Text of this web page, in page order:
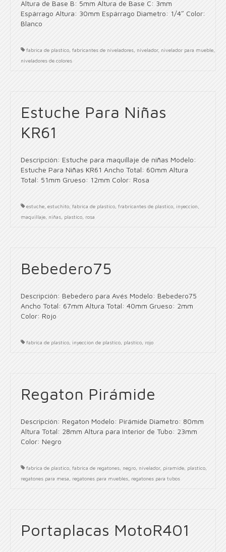
Altura de Base B: 5mm Altura de Base C: 3mm
Espárrago Altura: 30mm Espárrago Diametro: 1/4″ Color:
Blanco
fabrica de plastico fabricantes de niveladores nivelador, nivelador para mueble
niveladores de colores
Estuche Para Niñas
KR61
Descripción: Estuche para maquillaje de niñas Modelo:
Estuche Para Niñas KR61 Ancho Total: 60mm Altura
Total: 51mm Grueso: 12mm Color: Rosa
estuche estuchito fabrica de plastico frabricantes de plastico inyeccion
maquillaje niñas plastico rosa
Bebedero75
Descripción: Bebedero para Avés Modelo: Bebedero75
Ancho Total: 67mm Altura Total: 40mm Grueso: 2mm
Color: Rojo
fabrica de plastico inyeccion de plastico plastico rojo
Regaton Pirámide
Descripción: Regaton Modelo: Pirámide Diametro: 80mm
Altura Total: 28mm Altura para Interior de Tubo: 23mm
Color: Negro
fabrica de plastico fabrica de regatones negro nivelador, piramide plastico
regatones para mesa
regatones para muebles regatones para tubos
Portaplacas MotoR401